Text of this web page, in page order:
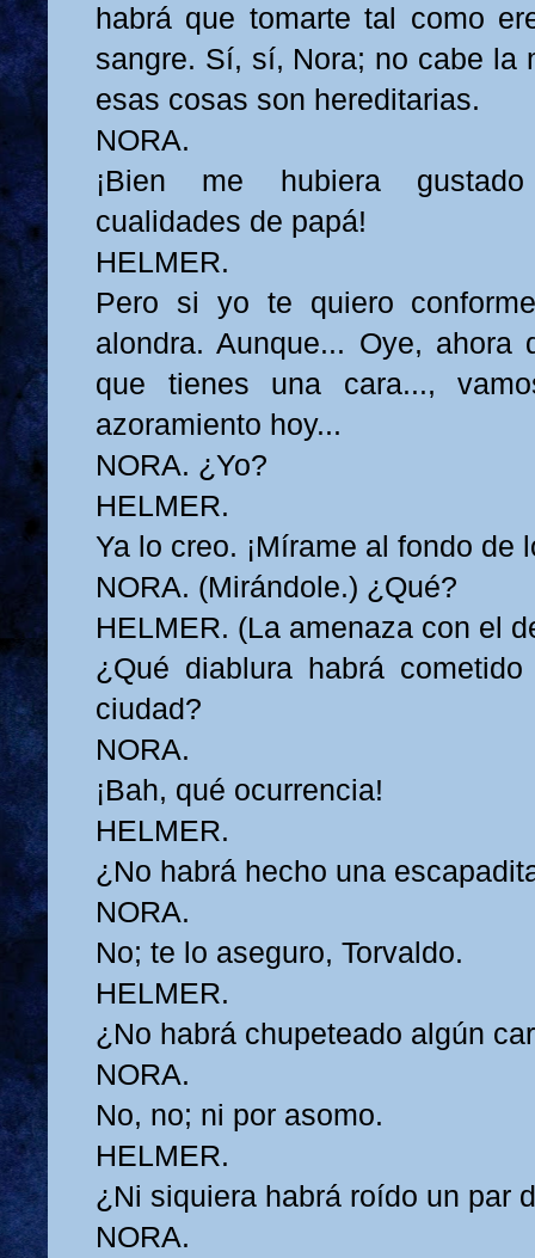
habrá que tomarte tal como
sangre. Sí, sí, Nora; no cabe la
esas cosas son hereditarias.
NORA.
¡Bien me hubiera
cualidades de papá!
HELMER.
Pero si yo te quiero
alondra. Aunque... Oye, ahora
que tienes una cara...,
azoramiento hoy...
NORA. ¿Yo?
HELMER.
Ya lo creo. ¡Mírame al fondo de
NORA. (Mirándole.) ¿Qué?
HELMER. (La amenaza con el
¿Qué diablura habrá
ciudad?
NORA.
¡Bah, qué ocurrencia!
HELMER.
¿No habrá hecho una
NORA.
No; te lo aseguro, Torvaldo.
HELMER.
¿No habrá chupeteado algún
NORA.
No, no; ni por asomo.
HELMER.
¿Ni siquiera habrá roído un par
NORA.